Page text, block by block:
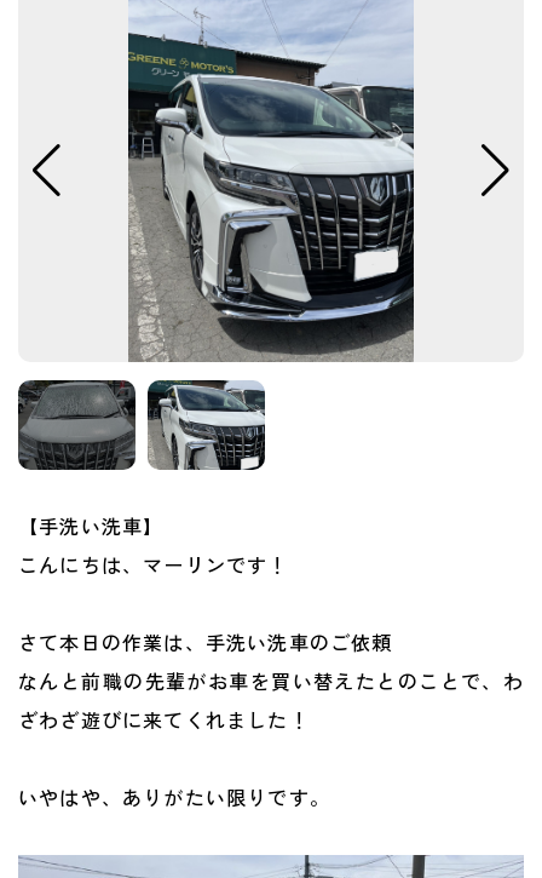
【手洗い洗車】
こんにちは、マーリンです！
さて本日の作業は、手洗い洗車のご依頼
なんと前職の先輩がお車を買い替えたとのことで、わ
ざわざ遊びに来てくれました！
いやはや、ありがたい限りです。